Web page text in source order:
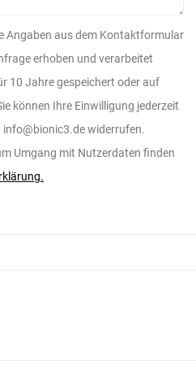
Angaben aus dem Kontaktformular
erhoben und verarbeitet
10 Jahre gespeichert oder auf
können Ihre Einwilligung jederzeit
widerrufen.
Umgang mit Nutzerdaten finden